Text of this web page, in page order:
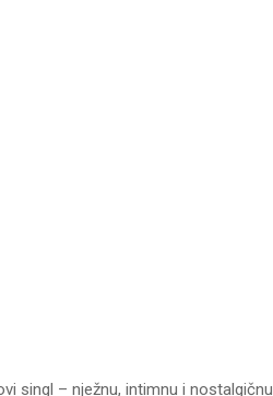
singl – nježnu, intimnu i nostalgičnu